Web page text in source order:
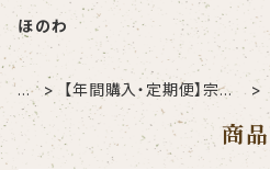
ほのわ
H
O
M
E
【年間購入・定期便】宗像
市に在住の方はこちら
商品